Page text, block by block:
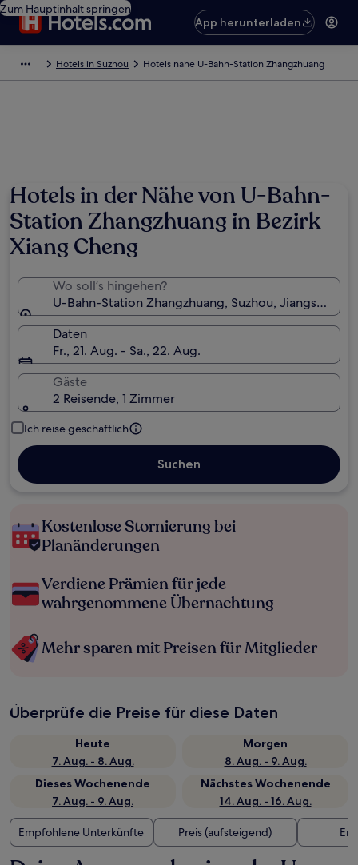
Zum Hauptinhalt springen
App herunterladen
Hotels in Suzhou Hotels nahe U-Bahn-Station Zhangzhuang
Hotels in der Nähe von U-Bahn-
Station Zhangzhuang in Bezirk
Xiang Cheng
Wo soll’s hingehen?
U-Bahn-Station Zhangzhuang, Suzhou, Jiangsu,
Daten
Fr., 21. Aug. - Sa., 22. Aug.
Gäste
2 Reisende, 1 Zimmer
Ich reise geschäftlich
Suchen
Kostenlose Stornierung bei
Planänderungen
Verdiene Prämien für jede
wahrgenommene Übernachtung
Mehr sparen mit Preisen für Mitglieder
Überprüfe die Preise für diese Daten
Heute
7. Aug. - 8. Aug.
Morgen
8. Aug. - 9. Aug.
Dieses Wochenende
7. Aug. - 9. Aug.
Nächstes Wochenende
14. Aug. - 16. Aug.
Empfohlene Unterkünfte Preis (aufsteigend)